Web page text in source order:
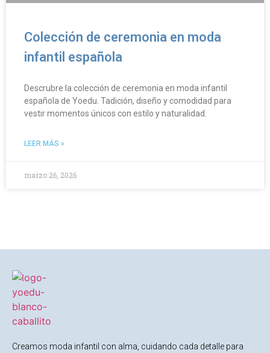
Colección de ceremonia en moda
infantil española
Descrubre la colección de ceremonia en moda infantil
española de Yoedu. Tadición, diseño y comodidad para
vestir momentos únicos con estilo y naturalidad.
LEER MÁS »
marzo 26, 2026
Creamos moda infantil con alma, cuidando cada detalle para